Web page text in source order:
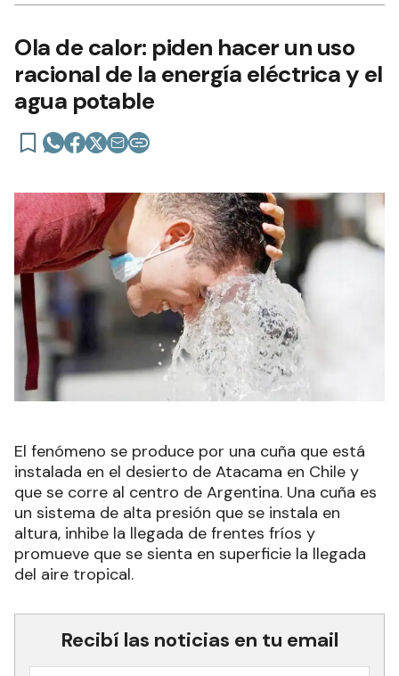
Ola de calor: piden hacer un uso
racional de la energía eléctrica y el
agua potable
El fenómeno se produce por una cuña que está
instalada en el desierto de Atacama en Chile y
que se corre al centro de Argentina. Una cuña es
un sistema de alta presión que se instala en
altura, inhibe la llegada de frentes fríos y
promueve que se sienta en superficie la llegada
del aire tropical.
Recibí las noticias en tu email